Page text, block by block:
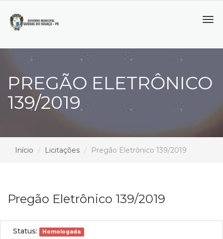
PREGÃO ELETRÔNICO
139/2019
Início Licitações Pregão Eletrônico 139/2019
Pregão Eletrônico 139/2019
Status: Homologada